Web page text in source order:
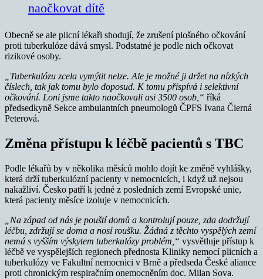
naočkovat dítě
Obecně se ale plicní lékaři shodují, že zrušení plošného očkování
proti tuberkulóze dává smysl. Podstatné je podle nich očkovat
rizikové osoby.
„Tuberkulózu zcela vymýtit nelze. Ale je možné ji držet na nízkých
číslech, tak jak tomu bylo doposud. K tomu přispívá i selektivní
očkování. Loni jsme takto naočkovali asi 3500 osob,“ říká
předsedkyně Sekce ambulantních pneumologů ČPFS Ivana Čierná
Peterová.
Změna přístupu k léčbě pacientů s TBC
Podle lékařů by v několika měsíců mohlo dojít ke změně vyhlášky,
která drží tuberkulózní pacienty v nemocnicích, i když už nejsou
nakažliví. Česko patří k jedné z posledních zemí Evropské unie,
která pacienty měsíce izoluje v nemocnicích.
„Na západ od nás je pouští domů a kontrolují pouze, zda dodržují
léčbu, zdržují se doma a nosí roušku. Žádná z těchto vyspělých zemí
nemá s vyšším výskytem tuberkulózy problém,“ vysvětluje přístup k
léčbě ve vyspělejších regionech přednosta Kliniky nemocí plicních a
tuberkulózy ve Fakultní nemocnici v Brně a předseda České aliance
proti chronickým respiračním onemocněním doc. Milan Sova.